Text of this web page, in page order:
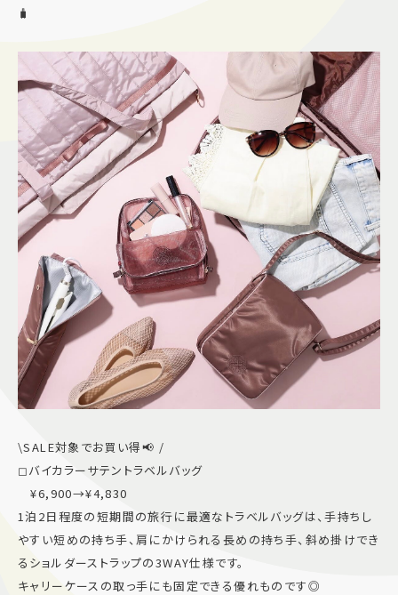
Follow US
🧳
\SALE対象でお買い得📢 /
◻︎バイカラーサテントラベルバッグ
¥6,900→¥4,830
1泊2日程度の短期間の旅行に最適なトラベルバッグは、手持ちし
やすい短めの持ち手、肩にかけられる長めの持ち手、斜め掛けでき
るショルダーストラップの3WAY仕様です。
キャリーケースの取っ手にも固定できる優れものです◎